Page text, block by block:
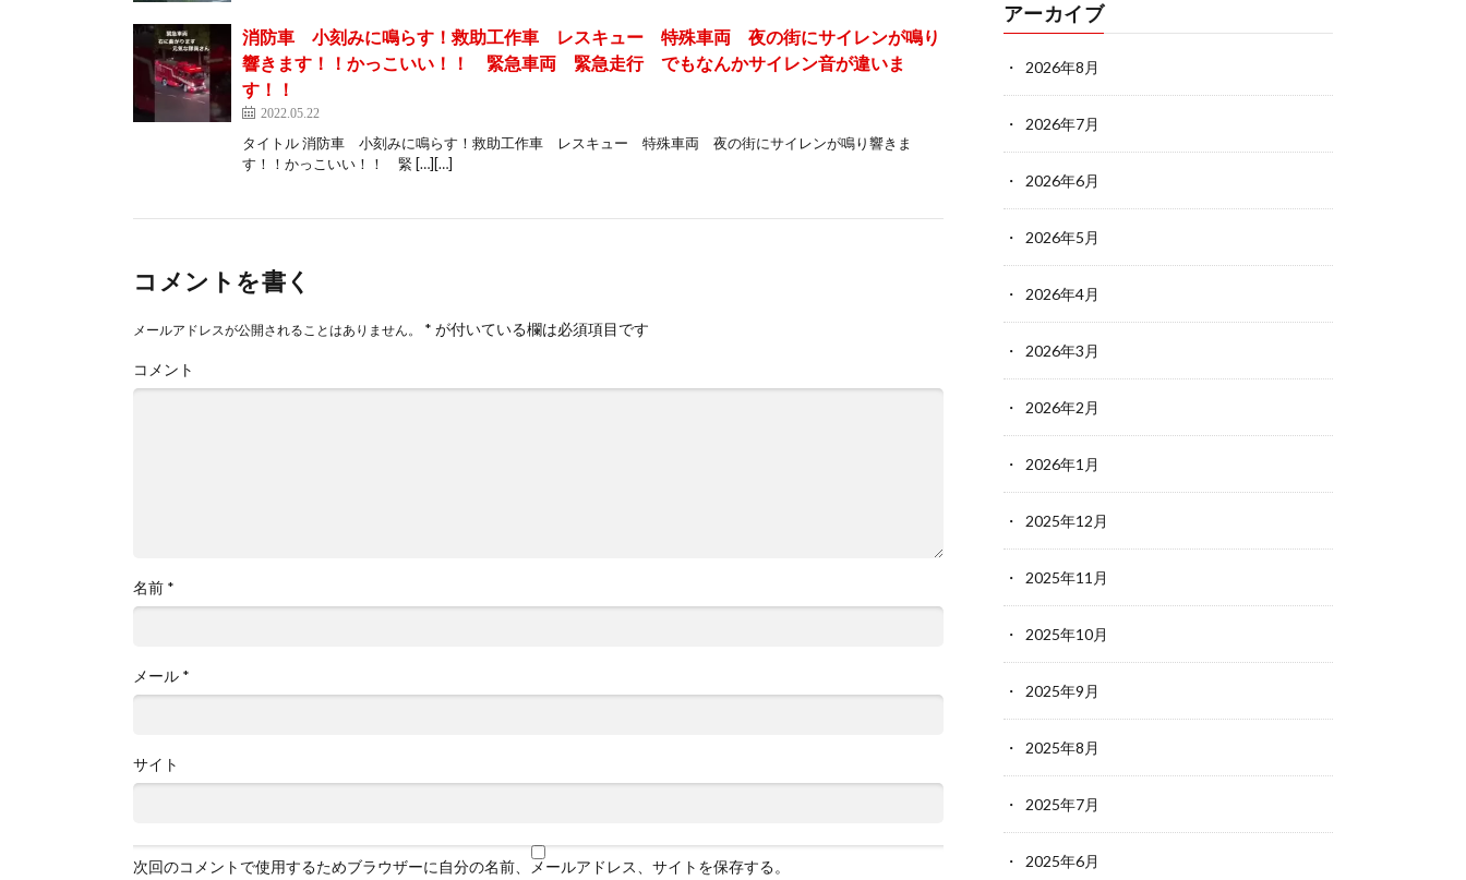
消防車 小刻みに鳴らす！救助工作車 レスキュー 特殊車両 夜の街にサイレンが鳴り
響きます！！かっこいい！！ 緊急車両 緊急走行 でもなんかサイレン音が違いま
す！！
2022.05.22
タイトル 消防車 小刻みに鳴らす！救助工作車 レスキュー 特殊車両 夜の街にサイレンが鳴り響きま
す！！かっこいい！！ 緊 […][…]
コメントを書く
メールアドレスが公開されることはありません。 * が付いている欄は必須項目です
コメント
名前 *
メール *
サイト
次回のコメントで使用するためブラウザーに自分の名前、メールアドレス、サイトを保存する。
アーカイブ
2026年8月
2026年7月
2026年6月
2026年5月
2026年4月
2026年3月
2026年2月
2026年1月
2025年12月
2025年11月
2025年10月
2025年9月
2025年8月
2025年7月
2025年6月